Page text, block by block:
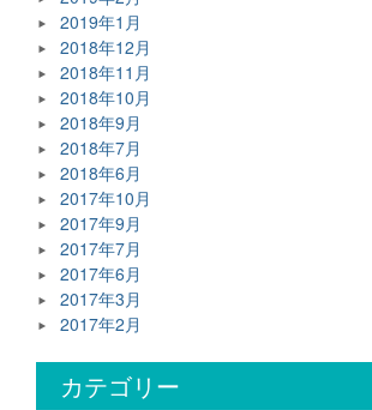
2019年1月
2018年12月
2018年11月
2018年10月
2018年9月
2018年7月
2018年6月
2017年10月
2017年9月
2017年7月
2017年6月
2017年3月
2017年2月
カテゴリー